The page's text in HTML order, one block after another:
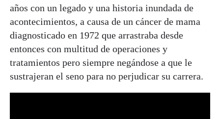
años con un legado y una historia inundada de
acontecimientos, a causa de un cáncer de mama
diagnosticado en 1972 que arrastraba desde
entonces con multitud de operaciones y
tratamientos pero siempre negándose a que le
sustrajeran el seno para no perjudicar su carrera.